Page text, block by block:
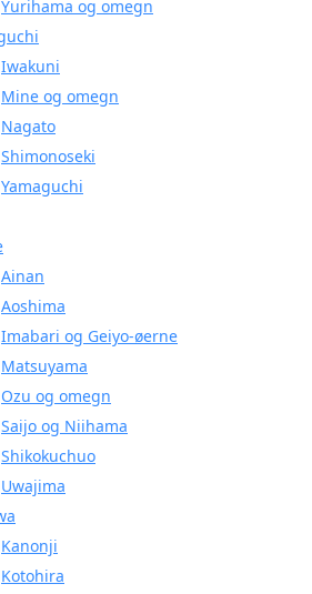
Yurihama og omegn
Iwakuni
Mine og omegn
Nagato
Shimonoseki
Yamaguchi
Ainan
Aoshima
Imabari og Geiyo-øerne
Matsuyama
Ozu og omegn
Saijo og Niihama
Shikokuchuo
Uwajima
Kanonji
Kotohira